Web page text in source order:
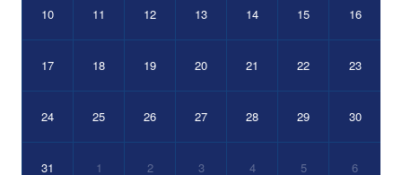
10 11 12 13 14 15 16
17 18 19 20 21 22 23
24 25 26 27 28 29 30
31 1 2 3 4 5 6